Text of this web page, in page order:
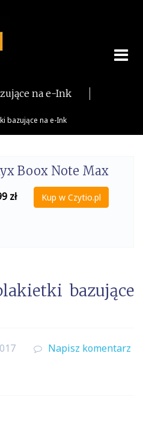
na e-Ink
bazujące na e-Ink
Boox Note Max
zł Kup w Czytio.pl
bazujące
Napisz komentarz